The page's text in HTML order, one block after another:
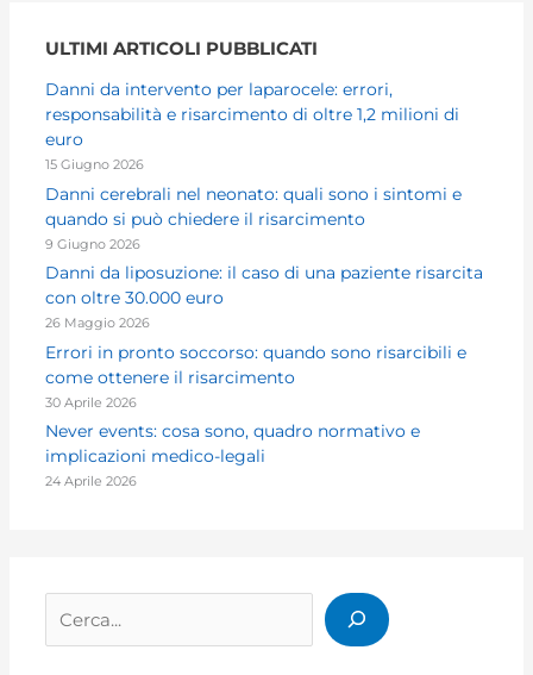
ULTIMI ARTICOLI PUBBLICATI
Danni da intervento per laparocele: errori,
responsabilità e risarcimento di oltre 1,2 milioni di
euro
15 Giugno 2026
Danni cerebrali nel neonato: quali sono i sintomi e
quando si può chiedere il risarcimento
9 Giugno 2026
Danni da liposuzione: il caso di una paziente risarcita
con oltre 30.000 euro
26 Maggio 2026
Errori in pronto soccorso: quando sono risarcibili e
come ottenere il risarcimento
30 Aprile 2026
Never events: cosa sono, quadro normativo e
implicazioni medico-legali
24 Aprile 2026